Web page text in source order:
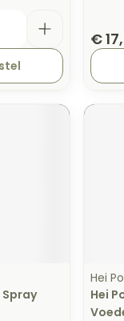
€
Hei
Hei